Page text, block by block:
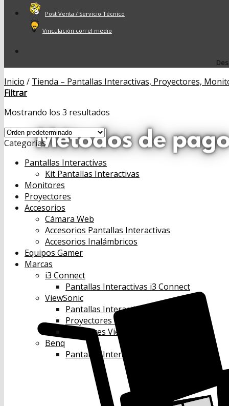
Post Venta / Servicio Técnico
Vinculación con el medio
Inicio / Tienda – Pantallas Interactivas, Proyectores,
Filtrar
Mostrando los 3 resultados
Categorías
Pantallas Interactivas
Kit Pantallas Interactivas
Monitores
Proyectores
Accesorios
Cámara Web
Accesorios Pantallas Interactivas
Accesorios Inalámbricos
Equipos Gamer
Marcas
i3 Connect
Pantallas Interactivas i3 Connect
ViewSonic
Pantallas Interactivas Viewsonic
Proyectores Viewsonic
Monitores Viewsonic
Benq
Pantallas Interactivas Benq